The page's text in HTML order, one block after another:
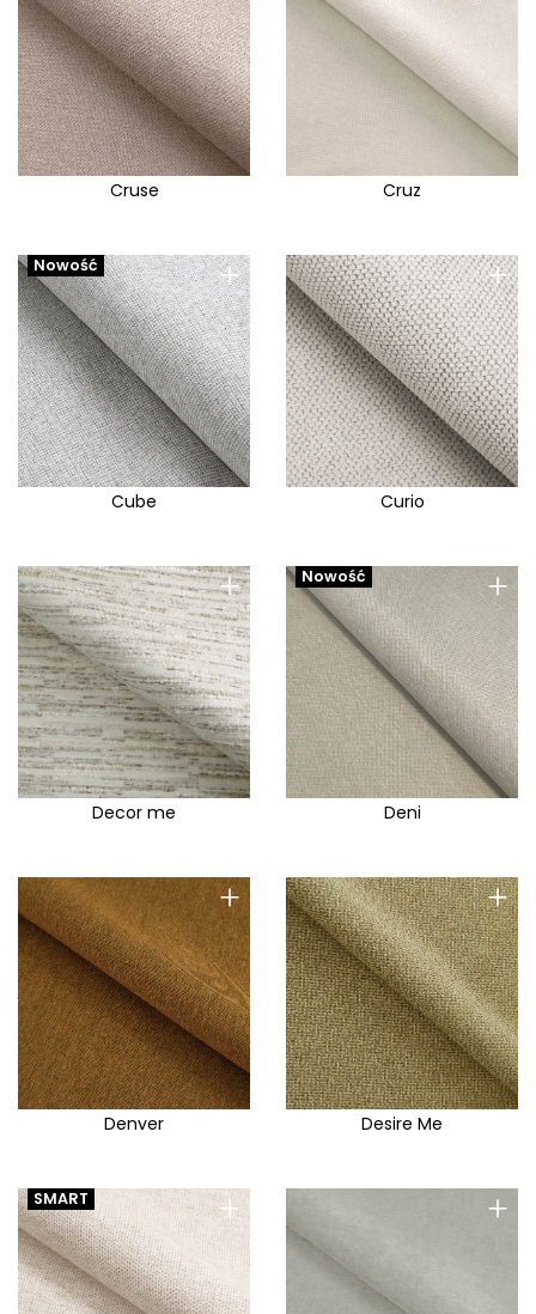
Cruse Cruz
+
Nowość
Cube
+
Curio
+
Decor me
+
Nowość
Deni
+
Denver
+
Desire Me
+
SMART +